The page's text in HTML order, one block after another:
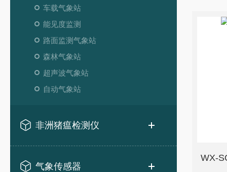
车载气象站
能见度监测
路面监测气象站
森林气象站
超声波气象站
自动气象站
非洲猪瘟检测仪
气象传感器
WX-